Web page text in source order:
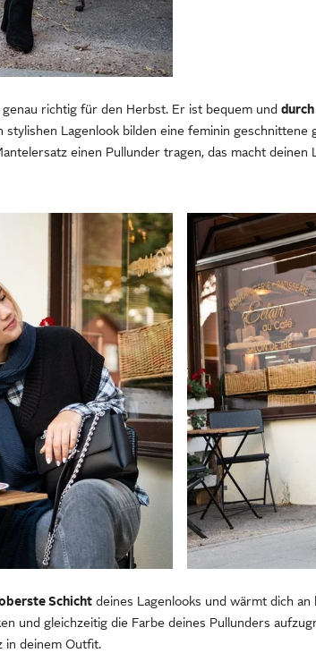
richtig für den Herbst. Er ist bequem und
stylishen Lagenlook bilden eine feminin geschnittene
einen Pullunder tragen, das macht deinen
Schicht deines Lagenlooks und wärmt dich
und gleichzeitig die Farbe deines Pullunders
in deinem Outfit.